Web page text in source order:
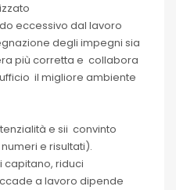
eccessivo dal lavoro
degli impegni sia
più corretta e collabora
il migliore ambiente
e sii convinto
e risultati).
capitano, riduci
a lavoro dipende